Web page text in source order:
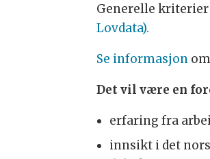
Generelle
Lovdata).
Se informasjon
Det vil være en
erfaring fra
innsikt i det